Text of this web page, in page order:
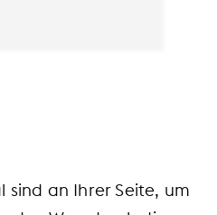
an Ihrer Seite, um